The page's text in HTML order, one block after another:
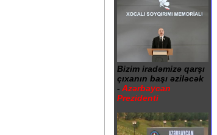
Bizim iradəmizə qarşı
çıxanın başı əziləcək
- Azərbaycan
Prezidenti